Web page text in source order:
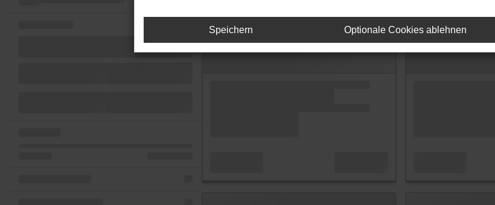
Speichern Optionale Cookies ablehnen